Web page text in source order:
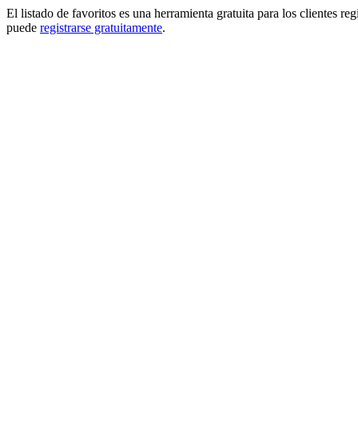
El listado de favoritos es una herramienta gratuita para los clientes
puede registrarse gratuitamente.